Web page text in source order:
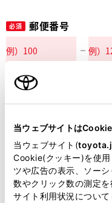
当ウェブサイトは
当ウェブサイト(
Cookie(クッキー)を使
ツや広告の表示、ソー
数やクリック数の測定
サイト利用状況につい
必須 郵便番号
必須 都道府県
必須 市区町村名